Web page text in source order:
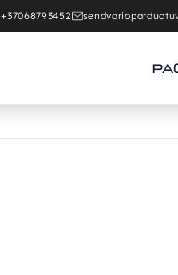
+37068793452